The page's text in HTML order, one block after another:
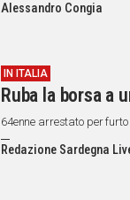
Alessandro Congia
IN ITALIA
Ruba la borsa a
64enne arrestato per
Redazione Sardegna